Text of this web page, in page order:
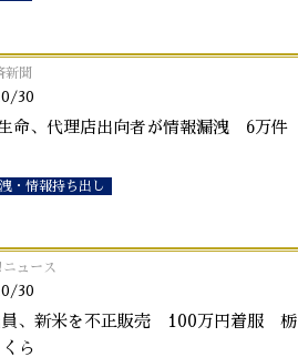
新聞
30
命、代理店出向者が情報漏洩 6万件
・情報持ち出し
ュース
30
員、新米を不正販売 100万円着服 栃
ら